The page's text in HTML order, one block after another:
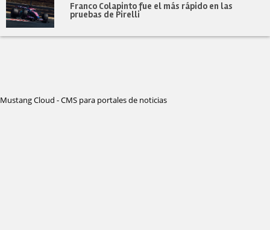
Franco Colapinto fue el más rápido en las
pruebas de Pirelli
Mustang Cloud - CMS para portales de noticias